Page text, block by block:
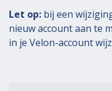
Let op: bij een
nieuw account aan te
in je Velon-account